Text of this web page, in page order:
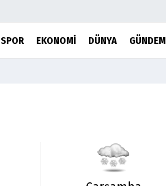
SPOR EKONOMİ DÜNYA GÜNDEM